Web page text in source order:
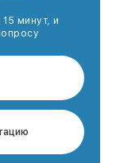
минут, и